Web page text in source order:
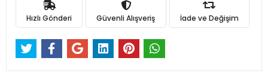
Hızlı Gönderi Güvenli Alışveriş İade ve Değişim